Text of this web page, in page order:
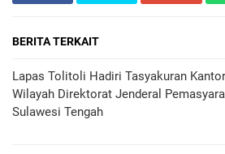
BERITA TERKAIT
Lapas Tolitoli Hadiri Tasyakuran Kantor
Wilayah Direktorat Jenderal
Sulawesi Tengah